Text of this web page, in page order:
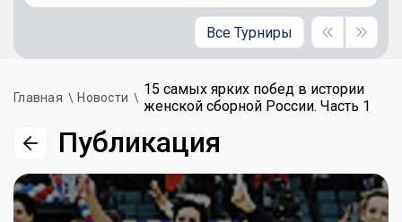
Все Турниры
Главная Новости
15 самых ярких побед в истории
женской сборной России. Часть 1
Публикация